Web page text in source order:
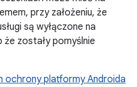
przy założeniu, że
są wyłączone na
zostały pomyślnie
ochrony platformy Androida